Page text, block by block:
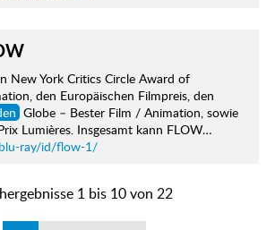
New York Critics Circle Award of
den Europäischen Filmpreis, den
Globe – Bester Film / Animation, sowie
Lumières. Insgesamt kann FLOW…
ray/id/flow-1/
1 bis 10 von 22